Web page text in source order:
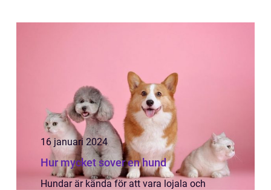
blivande modern och hennes valpar. I denna
16 januari 2024
Hur mycket sover en hund
Hundar är kända för att vara lojala och